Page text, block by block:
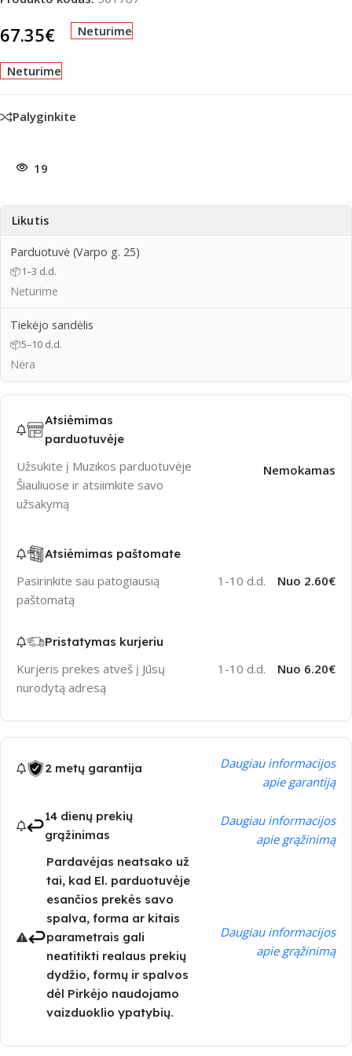
67.35€ Neturime
Neturime
Palyginkite
19
Likutis
Parduotuvė (Varpo g. 25)
📦1–3 d.d.
Neturime
Tiekėjo sandėlis
📦5–10 d.d.
Nėra
Atsiėmimas
parduotuvėje
Užsukite į Muzikos parduotuvėje
Šiauliuose ir atsiimkite savo
užsakymą
Nemokamas
Atsiėmimas paštomate
Pasirinkite sau patogiausią
paštomatą
1-10 d.d. Nuo 2.60€
Pristatymas kurjeriu
Kurjeris prekes atveš į Jūsų
nurodytą adresą
1-10 d.d. Nuo 6.20€
2 metų garantija
Daugiau informacijos
apie garantiją
14 dienų prekių
grąžinimas
Daugiau informacijos
apie grąžinimą
Pardavėjas neatsako už
tai, kad El. parduotuvėje
esančios prekės savo
spalva, forma ar kitais
parametrais gali
neatitikti realaus prekių
dydžio, formų ir spalvos
dėl Pirkėjo naudojamo
vaizduoklio ypatybių.
Daugiau informacijos
apie grąžinimą